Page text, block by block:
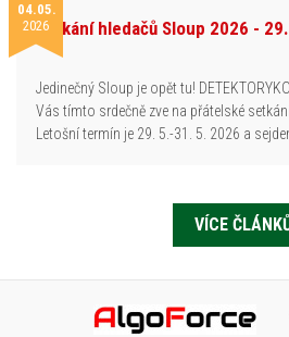
04.05.
2026Setkání hledačů Sloup 2026 -
Jedinečný Sloup je opět tu!
Vás tímto srdečně zve na přátelské
Letošní termín je 29. 5.-31. 5. 2026 a
VÍCE